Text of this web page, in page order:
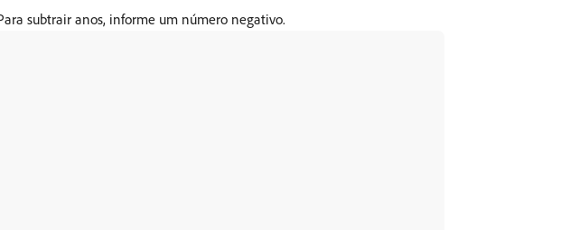
subtrair anos, informe um número negativo.